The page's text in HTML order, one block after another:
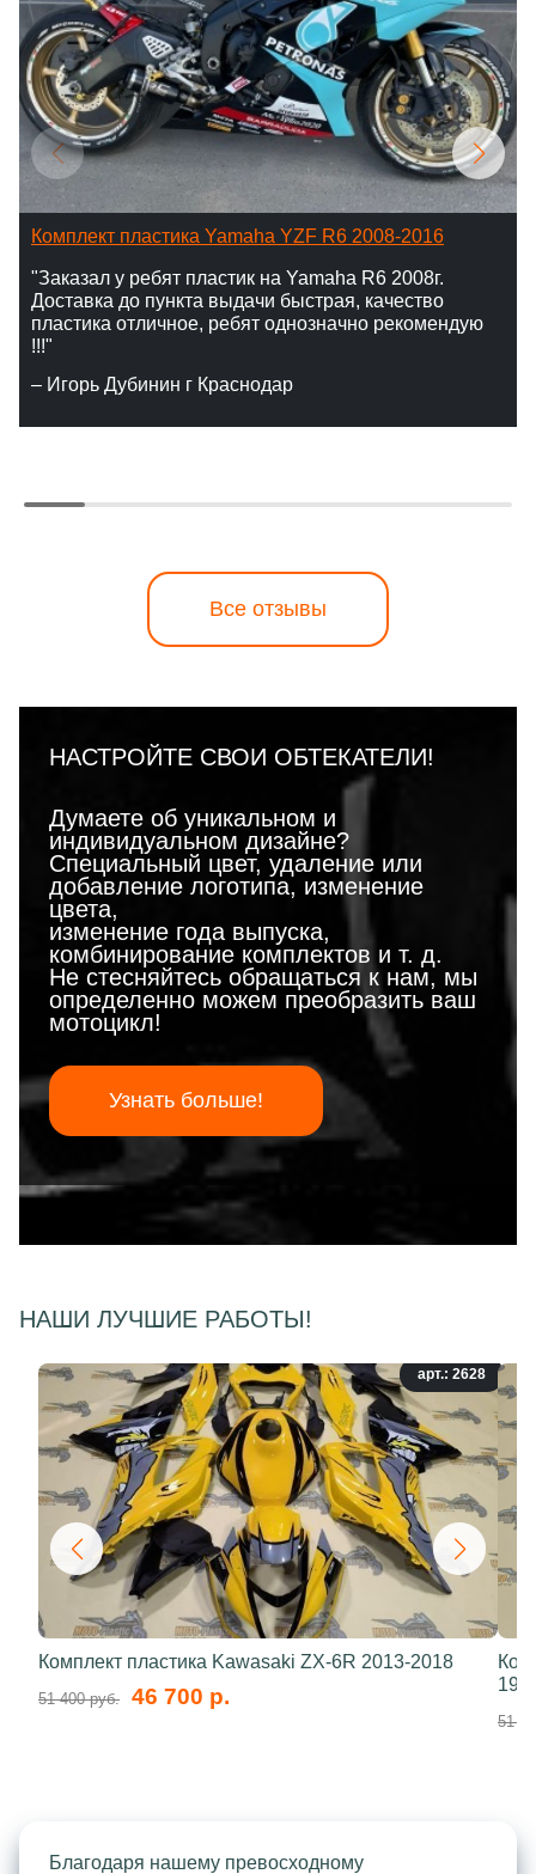
Комплект пластика Yamaha YZF R6 2008-2016
"Заказал у ребят пластик на Yamaha R6 2008г.
Доставка до пункта выдачи быстрая, качество
пластика отличное, ребят однозначно рекомендую
!!!"
– Игорь Дубинин г Краснодар
Все отзывы
НАСТРОЙТЕ СВОИ ОБТЕКАТЕЛИ!
Думаете об уникальном и
индивидуальном дизайне?
Специальный цвет, удаление или
добавление логотипа, изменение
цвета,
изменение года выпуска,
комбинирование комплектов и т. д.
Не стесняйтесь обращаться к нам, мы
определенно можем преобразить ваш
мотоцикл!
Узнать больше!
НАШИ ЛУЧШИЕ РАБОТЫ!
арт.: 2628
Комплект пластика Kawasaki ZX-6R 2013-2018
51 400 руб. 46 700 р.
51
Благодаря нашему превосходному